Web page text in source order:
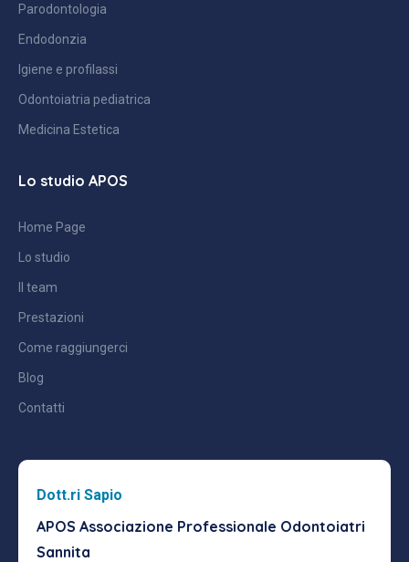
Parodontologia
Endodonzia
Igiene e profilassi
Odontoiatria pediatrica
Medicina Estetica
Lo studio APOS
Home Page
Lo studio
Il team
Prestazioni
Come raggiungerci
Blog
Contatti
Dott.ri Sapio
APOS Associazione Professionale Odontoiatri
Sannita